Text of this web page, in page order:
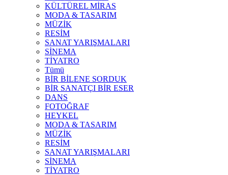
KÜLTÜREL MİRAS
MODA & TASARIM
MÜZİK
RESİM
SANAT YARIŞMALARI
SİNEMA
TİYATRO
Tümü
BİR BİLENE SORDUK
BİR SANATÇI BİR ESER
DANS
FOTOĞRAF
HEYKEL
MODA & TASARIM
MÜZİK
RESİM
SANAT YARIŞMALARI
SİNEMA
TİYATRO